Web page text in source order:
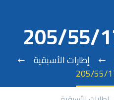
إطارات الأسبقية